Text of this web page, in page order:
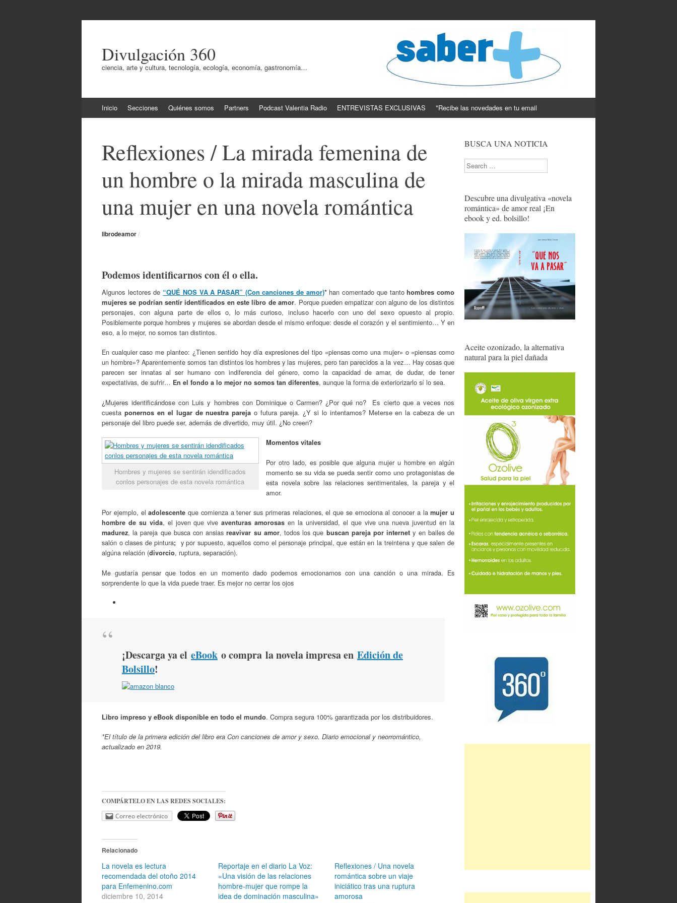
Divulgación 360
ciencia, arte y cultura, tecnología, ecología, economía, gastronomía…
al
Inicio Secciones Quiénes somos Partners Podcast Valentia Radio ENTREVISTAS EXCLUSIVAS *Recibe las novedades en tu email
Reflexiones / La mirada femenina de
un hombre o la mirada masculina de
una mujer en una novela romántica
librodeamor/
Podemos identificarnos con él o ella.
Algunos lectores de “QUÉ NOS VA A PASAR” (Con canciones de amor)*han comentado que tantohombres como
mujeres se podrían sentir identificados en este libro de amor. Porque pueden empatizar con alguno de los distintos
personajes, con alguna parte de ellos o, lo más curioso, incluso hacerlo con uno del sexo opuesto al propio.
Posiblemente porque hombres y mujeres se abordan desde el mismo enfoque: desde el corazón y el sentimiento… Y en
eso, a lo mejor, no somos tan distintos.
En cualquier caso me planteo: ¿Tienen sentido hoy día expresiones del tipo «piensas como una mujer» o «piensas como
un hombre»? Aparentemente somos tan distintos los hombres y las mujeres, pero tan parecidos a la vez… Hay cosas que
parecen ser innatas al ser humano con indiferencia del género, como la capacidad de amar, de dudar, de tener
expectativas, de sufrir… En el fondo a lo mejor no somos tan diferentes, aunque la forma de exteriorizarlo sí lo sea.
¿Mujeres identificándose con Luis y hombres con Dominique o Carmen? ¿Por qué no? Es cierto que a veces nos
cuesta ponernos en el lugar de nuestra pareja o futura pareja. ¿Y si lo intentamos? Meterse en la cabeza de un
personaje del libro puede ser, además de divertido, muy útil. ¿No creen?
Hombres y mujeres se sentirán idendificados
conlos personajes de esta novela romántica
Momentos vitales
Por otro lado, es posible que alguna mujer u hombre en algún
momento se su vida se pueda sentir como uno protagonistas de
esta novela sobre las relaciones sentimentales, la pareja y el
amor.
Por ejemplo, eladolescente que comienza a tener sus primeras relaciones, el que se emociona al conocer a lamujer u
hombre de su vida, el joven que viveaventuras amorosas en la universidad, el que vive una nueva juventud en la
madurez, la pareja que busca con ansiasreavivar su amor, todos los que buscan pareja por internety en bailes de
salón o clases de pintura;
y por supuesto, aquellos como el personaje principal, que están en la treintena y que salen de
algúna relación (divorcio, ruptura, separación).
Me gustaría pensar que todos en un momento dado podemos emocionarnos con una canción o una mirada. Es
sorprendente lo que la vida puede traer. Es mejor no cerrar los ojos
¡Descarga ya el eBook o compra la novela impresa en Edición de
Bolsillo!
Libro impreso y eBook disponible en todo el mundo. Compra segura 100% garantizada por los distribuidores.
*El título de la primera edición del libro era Con canciones de amor y sexo. Diario emocional y neorromántico,
actualizado en 2019.
COMPÁRTELO EN LAS REDES SOCIALES:
Correo electrónico
Relacionado
La novela es lectura
recomendada del otoño 2014
para Enfemenino.com
diciembre 10, 2014
Reportaje en el diario La Voz:
«Una visión de las relaciones
hombre-mujer que rompe la
idea de dominación masculina»
Reflexiones / Una novela
romántica sobre un viaje
iniciático tras una ruptura
amorosa
BUSCA UNA NOTICIA
Search
Descubre una divulgativa «novela
romántica» de amor real ¡En
ebook y ed. bolsillo!
Aceite ozonizado, la alternativa
natural para la piel dañada